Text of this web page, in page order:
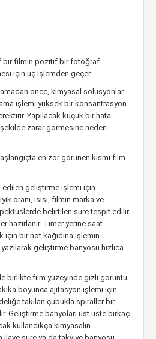
bir filmin pozitif bir fotoğraf
için üç işlemden geçer.
önce, kimyasal solüsyonlar
işlemi yüksek bir konsantrasyon
Yapılacak küçük bir hata
zarar görmesine neden
en zor görünen kısmı film
geliştirme işlemi için
oranı, ısısı, filmin marka ve
belirtilen süre tespit edilir.
hazırlanır. Timer yerine saat
için bir not kağıdına işlemin
geliştirme banyosu hızlıca
birlikte film yüzeyinde gizli görüntü
boyunca ajitasyon işlemi için
takılan çubukla spiraller bir
Geliştirme banyoları üst üste birkaç
kullandıkça kimyasalın